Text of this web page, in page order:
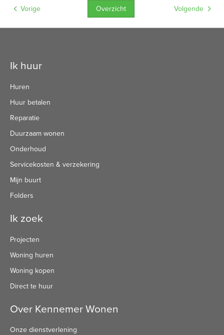
Volgende
Overzicht
Vorige
Contactinformatie
Ik huur
Huren
Huur betalen
Reparatie
Duurzaam wonen
Onderhoud
Servicekosten & verzekering
Mijn buurt
Folders
Ik zoek
Projecten
Woning huren
Woning kopen
Direct te huur
Over Kennemer Wonen
Onze dienstverlening